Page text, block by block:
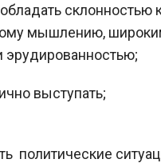
склонностью
мышлению,
эрудированностью;
выступать;
политические